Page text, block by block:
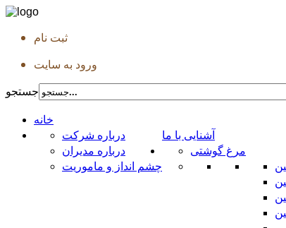
ثبت نام
ورود به سایت
جستجو
خانه
آشنایی با ما
درباره شرکت
درباره مدیران
چشم انداز و ماموریت
مرغ گوشتی